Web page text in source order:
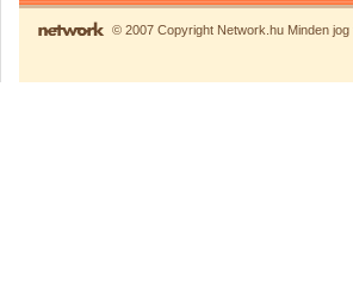
© 2007 Copyright Network.hu Minden jog